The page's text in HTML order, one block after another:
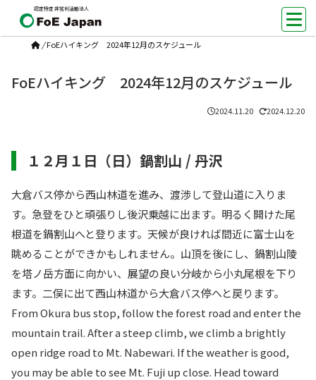
認定特定非営利活動法人
/ FoEハイキング 2024年12月のスケジュール
FoEハイキング 2024年12月のスケジュール
2024.11.20 2024.12.20
１２月１日（日）鍋割山 / 丹沢
大倉バス停から西山林道を進み、渡渉して登山道に入りま
す。急登をひと頑張りし後沢乗越に出ます。明るく開けた尾
根道を鍋割山へと登ります。天候が良ければ間近に富士山を
眺めることができかもしれません。山頂を後にし、鍋割山陵
を塔ノ岳方面に向かい、展望の良い分岐から小丸尾根を下り
ます。二俣に出て西山林道から大倉バス停へと戻ります。
From Okura bus stop, follow the forest road and enter the
mountain trail. After a steep climb, we climb a brightly
open ridge road to Mt. Nabewari. If the weather is good,
you may be able to see Mt. Fuji up close. Head toward